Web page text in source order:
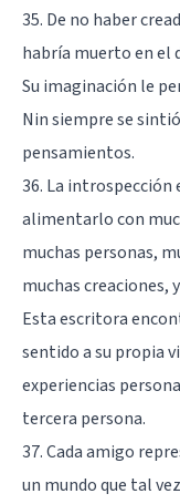
35. De no haber
habría muerto en el
Su imaginación le
Nin siempre se
pensamientos.
36. La introspección
alimentarlo con
muchas personas,
muchas creaciones,
Esta escritora
sentido a su propia
experiencias
tercera persona.
37. Cada amigo
un mundo que tal